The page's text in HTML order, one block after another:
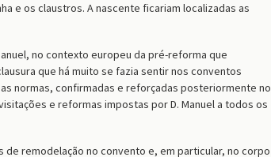
e os claustros. A nascente ficariam localizadas as
no contexto europeu da pré-reforma que
que há muito se fazia sentir nos conventos
normas, confirmadas e reforçadas posteriormente no
e reformas impostas por D. Manuel a todos os
de remodelação no convento e, em particular, no corpo